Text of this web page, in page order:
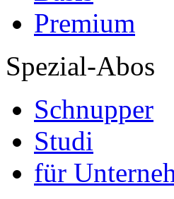
Premium
Spezial-Abos
Schnupper
Studi
für